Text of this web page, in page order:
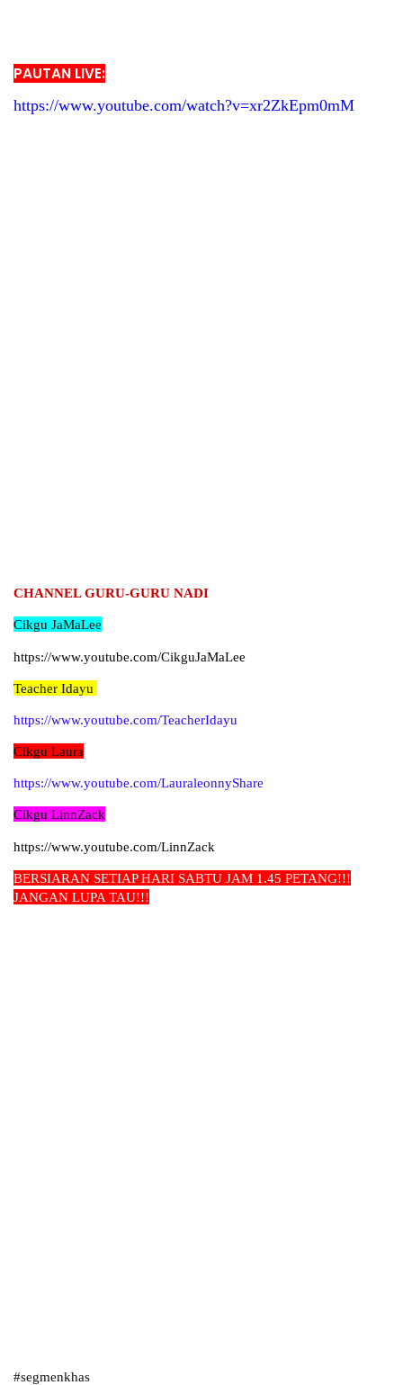
PAUTAN LIVE:
https://www.youtube.com/watch?v=xr2ZkEpm0mM
CHANNEL GURU-GURU NADI
Cikgu JaMaLee
https://www.youtube.com/CikguJaMaLee
Teacher Idayu
https://www.youtube.com/TeacherIdayu
Cikgu Laura
https://www.youtube.com/LauraleonnyShare
Cikgu LinnZack
https://www.youtube.com/LinnZack
BERSIARAN SETIAP HARI SABTU JAM 1.45 PETANG!!!
JANGAN LUPA TAU!!!
#segmenkhas